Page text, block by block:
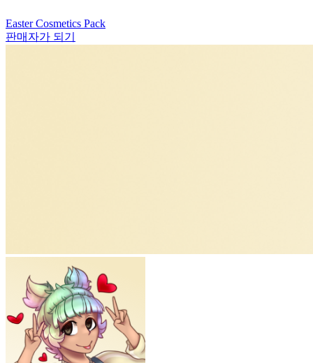
Easter Cosmetics Pack
판매자가 되기